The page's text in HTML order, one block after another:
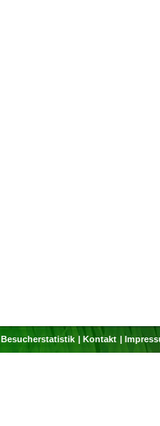
Besucherstatistik Kontakt